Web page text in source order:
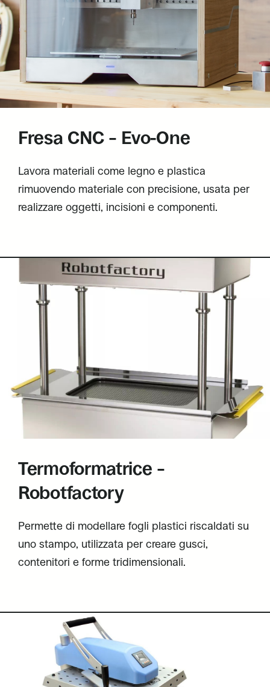
Fresa CNC – Evo-One
Lavora materiali come legno e plastica
rimuovendo materiale con precisione, usata per
realizzare oggetti, incisioni e componenti.
Termoformatrice –
Robotfactory
Permette di modellare fogli plastici riscaldati su
uno stampo, utilizzata per creare gusci,
contenitori e forme tridimensionali.